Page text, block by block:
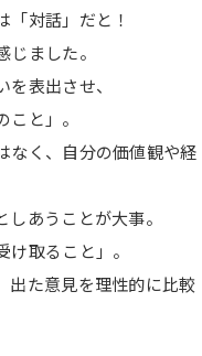
「対話」だと！
ました。
表出させ、
と」。
なく、自分の価値観や経
あうことが大事。
取ること」。
出た意見を理性的に比較